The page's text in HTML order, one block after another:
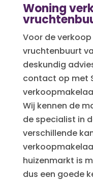
Woning
Voor de
vruchtenbuurt
deskundig
contact op met
Wij kennen de
de specialist in
verschillende
huizenmarkt is
dus een goede